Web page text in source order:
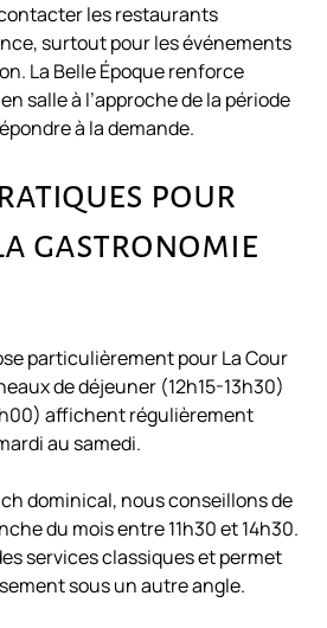
les restaurants
surtout pour les événements
La Belle Époque renforce
salle à l’approche de la période
à la demande.
pour
gastronomie
particulièrement pour La Cour
de déjeuner (12h15-13h30)
affichent régulièrement
au samedi.
dominical, nous conseillons de
du mois entre 11h30 et 14h30.
services classiques et permet
sous un autre angle.